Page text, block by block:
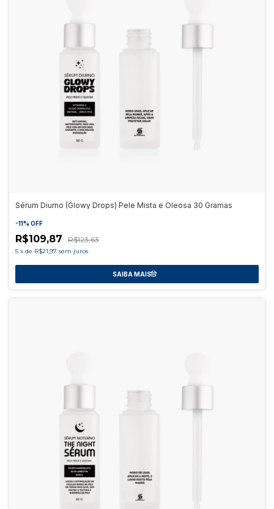
Sérum Diurno (Glowy Drops) Pele Mista e Oleosa 30 Gramas
-11% OFF
R$109,87 R$123,63
5 x de R$21,97 sem juros